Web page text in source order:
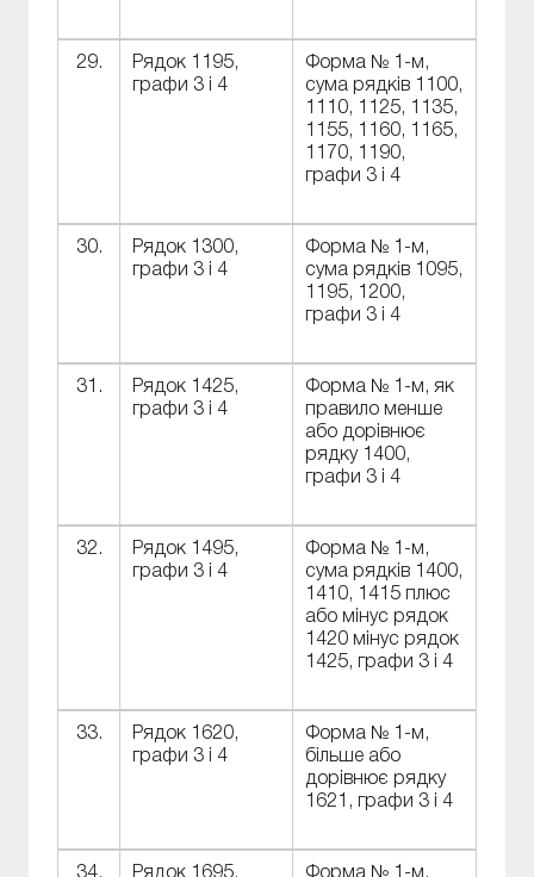
29.
Рядок 1195,
графи 3 і 4
Форма № 1-м,
сума рядків 1100,
1110, 1125, 1135,
1155, 1160, 1165,
1170, 1190,
графи 3 і 4
30.
Рядок 1300,
графи 3 і 4
Форма № 1-м,
сума рядків 1095,
1195, 1200,
графи 3 і 4
31.
Рядок 1425,
графи 3 і 4
Форма № 1-м, як
правило менше
або дорівнює
рядку 1400,
графи 3 і 4
32.
Рядок 1495,
графи 3 і 4
Форма № 1-м,
сума рядків 1400,
1410, 1415 плюс
або мінус рядок
1420 мінус рядок
1425, графи 3 і 4
33.
Рядок 1620,
графи 3 і 4
Форма № 1-м,
більше або
дорівнює рядку
1621, графи 3 і 4